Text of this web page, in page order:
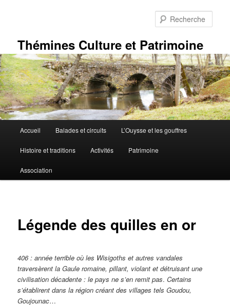
Thémines Culture et Patrimoine
principal
Accueil Balades et circuits L’Ouysse et les gouffres
Histoire et traditions Activités Patrimoine
Association
Légende des quilles en or
406 : année terrible où les Wisigoths et autres vandales
traversèrent la Gaule romaine, pillant, violant et détruisant une
civilisation décadente : le pays ne s’en remit pas.Certains
s’établirent dans la région créant des villages tels Goudou,
Goujounac…